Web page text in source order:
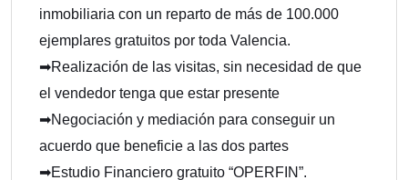
inmobiliaria con un reparto de más de 100.000
ejemplares gratuitos por toda Valencia.
➡Realización de las visitas, sin necesidad de que
el vendedor tenga que estar presente
➡Negociación y mediación para conseguir un
acuerdo que beneficie a las dos partes
➡Estudio Financiero gratuito “OPERFIN”.